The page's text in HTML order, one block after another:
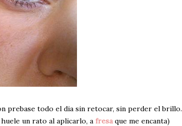
prebase todo el dia sin retocar, sin perder el brillo.
un rato al aplicarlo, a fresaque me encanta)